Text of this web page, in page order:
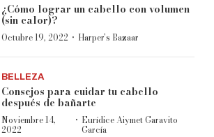
¿Cómo lograr un cabello con volumen
(sin calor)?
Octubre 19, 2022 · Harper’s Bazaar
BELLEZA
Consejos para cuidar tu cabello
después de bañarte
Noviembre 14,
2022 · Eurídice Aiymet Garavito
García